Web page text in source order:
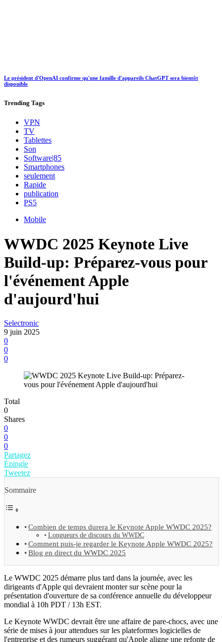
Le président d'OpenAI confirme qu'une famille d'appareils ChatGPT sera bientôt
disponible
Trending Tags
VPN
TV
Tablettes
Son
Software|85
Smartphones
seulement
Rapide
publication
PS5
Mobile
WWDC 2025 Keynote Live
Build-up: Préparez-vous pour
l'événement Apple
d'aujourd'hui
Selectronic
9 juin 2025
0
0
0
Total
0
Shares
0
0
0
Partagez
Épingle
Tweetez
Sommaire
Combien de temps durera le Keynote Apple WWDC 2025?
Longueurs de discours du WWDC
Comment puis-je regarder le Keynote Apple WWDC 2025?
Blog en direct du WWDC 2025
Le WWDC 2025 démarre plus tard dans la journée, avec les
dirigeants d'Apple qui devraient monter sur scène pour la
présentation d'ouverture de sa conférence annuelle du développeur
mondial à 10h PDT / 13h EST.
Le Keynote WWDC devrait être une affaire de pare-chocs, avec une
série de mises à jour attendues sur les plateformes logicielles de
l'entreprise et des rumeurs suggérant qu'Apple aligne une refonte de